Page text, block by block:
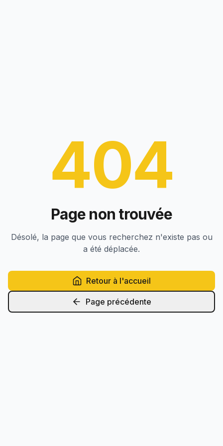
404
Page non trouvée
Désolé, la page que vous recherchez n'existe pas ou
a été déplacée.
Retour à l'accueil
Page précédente